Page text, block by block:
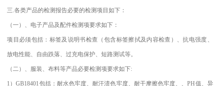
三.各类产品的检测报告必要的检测项目如下：
（一）、电子产品及配件检测项要求如下：
项目必须包括：标签及说明书检查（包含标签擦拭及内容检查）、抗电强度、
放电性能、自由跌落、过充电保护、短路测试等。
（二）、服装、布料等产品必要检测项要求如下:
1）GB18401包括：耐水色牢度、耐汗渍色牢度、耐干摩擦色牢度、、PH值、异